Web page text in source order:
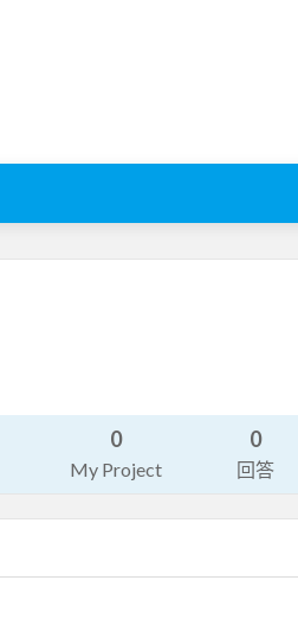
0
My Project
0
回答